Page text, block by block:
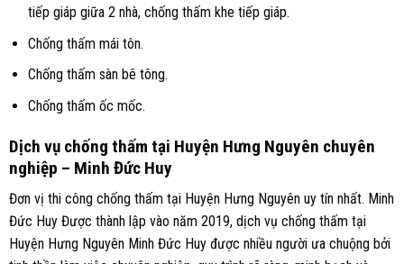
tiếp giáp giữa 2 nhà, chống thấm khe tiếp giáp.
Chống thấm mái tôn.
Chống thấm sàn bê tông.
Chống thấm ốc mốc.
Dịch vụ chống thấm tại Huyện Hưng Nguyên chuyên
nghiệp – Minh Đức Huy
Đơn vị thi công chống thấm tại Huyện Hưng Nguyên uy tín nhất. Minh
Đức Huy Được thành lập vào năm 2019, dịch vụ chống thấm tại
Huyện Hưng Nguyên Minh Đức Huy được nhiều người ưa chuộng bởi